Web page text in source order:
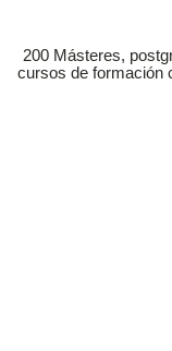
200 Másteres,
cursos de formación